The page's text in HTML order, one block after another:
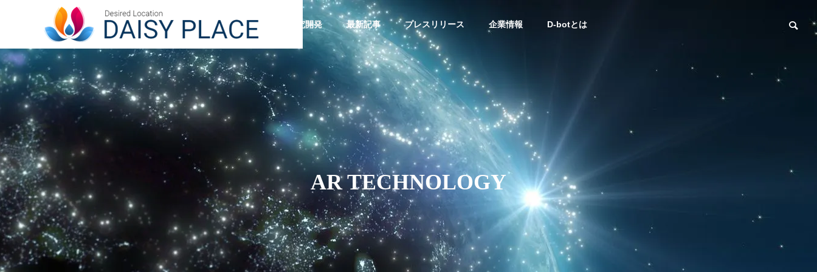
事業内容 研究開発 最新記事 プレスリリース 企業情報 D-botとは
事業内容
Business content
web3.0
web3.0サ
ービス
AI TECH
NOLOGY
AIツール開
発
DAISY FA
RM
デイジーフ
ァーム
SNS Ope
ration ag
ency
SNS運用代
行
OPMENT
最新記事
News Release
る
未分類
ソフトウェア・通信業界にお
けるAIと対話型ホームページ
の未来
AI TECHNOLOGY
小売業の最適化：AIを活用し
たホームページ改善の成功事
例と専門家の洞察
AI TECHNOLOGY
運輸業界の効率化を実現するA
I技術の導入方法と成功事例
方と安全な利用方法
AI
サービス業の
企業概要
COMPANY
GREETING PHILOSOPHY
企業理念
ACCESS
アクセス
AR TECHNOLOGY